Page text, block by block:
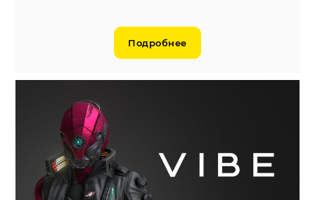
Подробнее